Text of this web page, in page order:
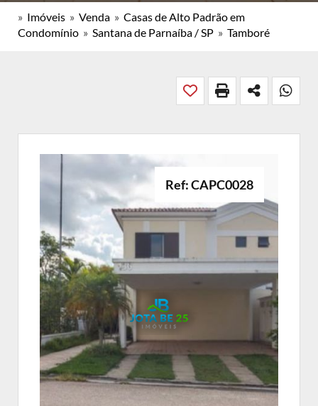
» Imóveis » Venda » Casas de Alto Padrão em
Condomínio » Santana de Parnaíba / SP » Tamboré
Ref: CAPC0028